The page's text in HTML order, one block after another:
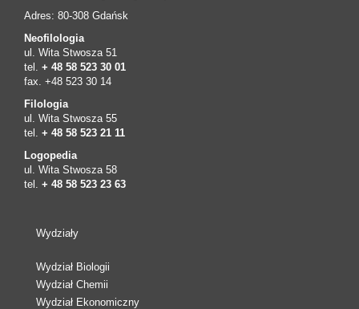
Adres: 80-308 Gdańsk
Neofilologia
ul. Wita Stwosza 51
tel. + 48 58 523 30 01
fax. +48 523 30 14
Filologia
ul. Wita Stwosza 55
tel. + 48 58 523 21 11
Logopedia
ul. Wita Stwosza 58
tel. + 48 58 523 23 63
Wydziały
Wydział Biologii
Wydział Chemii
Wydział Ekonomiczny